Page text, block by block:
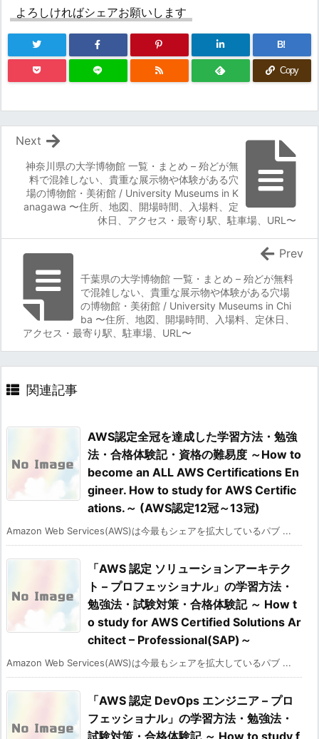
よろしければシェアお願いします
B!
Copy
神奈川県の大学博物館 一覧・まとめ – 殆どが無
料で混雑しない、貴重な展示物や体験がある穴
場の博物館・美術館 / University Museums in K
anagawa 〜住所、地図、開場時間、入場料、定
休日、アクセス・最寄り駅、駐車場、URL〜
Next
千葉県の大学博物館 一覧・まとめ – 殆どが無料
で混雑しない、貴重な展示物や体験がある穴場
の博物館・美術館 / University Museums in Chi
ba 〜住所、地図、開場時間、入場料、定休日、
アクセス・最寄り駅、駐車場、URL〜
Prev
関連記事
AWS認定全冠を達成した学習方法・勉強
法・合格体験記・資格の難易度 ～How to
become an ALL AWS Certifications En
gineer. How to study for AWS Certific
ations.～ (AWS認定12冠～13冠)
Amazon Web Services(AWS)は今最もシェアを拡大しているパブ ...
「AWS 認定 ソリューションアーキテク
ト – プロフェッショナル」の学習方法・
勉強法・試験対策・合格体験記 ～ How t
o study for AWS Certified Solutions Ar
chitect – Professional(SAP)～
Amazon Web Services(AWS)は今最もシェアを拡大しているパブ ...
「AWS 認定 DevOps エンジニア – プロ
フェッショナル」の学習方法・勉強法・